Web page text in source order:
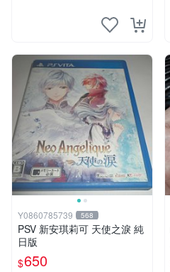
Y0860785739 568
PSV 新安琪莉可 天使之淚 純
日版
$650